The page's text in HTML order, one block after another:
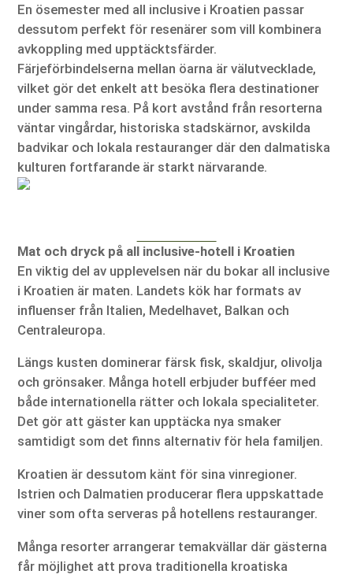
En ösemester med all inclusive i Kroatien passar
dessutom perfekt för resenärer som vill kombinera
avkoppling med upptäcktsfärder.
Färjeförbindelserna mellan öarna är välutvecklade,
vilket gör det enkelt att besöka flera destinationer
under samma resa. På kort avstånd från resorterna
väntar vingårdar, historiska stadskärnor, avskilda
badvikar och lokala restauranger där den dalmatiska
kulturen fortfarande är starkt närvarande.
Mat och dryck på all inclusive-hotell i Kroatien
En viktig del av upplevelsen när du bokar all inclusive
i Kroatien är maten. Landets kök har formats av
influenser från Italien, Medelhavet, Balkan och
Centraleuropa.
Längs kusten dominerar färsk fisk, skaldjur, olivolja
och grönsaker. Många hotell erbjuder bufféer med
både internationella rätter och lokala specialiteter.
Det gör att gäster kan upptäcka nya smaker
samtidigt som det finns alternativ för hela familjen.
Kroatien är dessutom känt för sina vinregioner.
Istrien och Dalmatien producerar flera uppskattade
viner som ofta serveras på hotellens restauranger.
Många resorter arrangerar temakvällar där gästerna
får möjlighet att prova traditionella kroatiska